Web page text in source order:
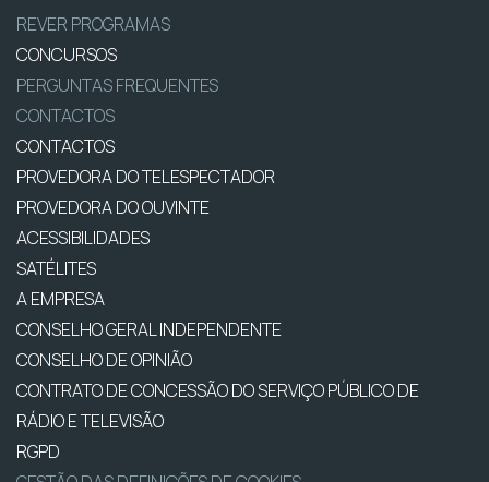
REVER PROGRAMAS
CONCURSOS
PERGUNTAS FREQUENTES
CONTACTOS
CONTACTOS
PROVEDORA DO TELESPECTADOR
PROVEDORA DO OUVINTE
ACESSIBILIDADES
SATÉLITES
A EMPRESA
CONSELHO GERAL INDEPENDENTE
CONSELHO DE OPINIÃO
CONTRATO DE CONCESSÃO DO SERVIÇO PÚBLICO DE
RÁDIO E TELEVISÃO
RGPD